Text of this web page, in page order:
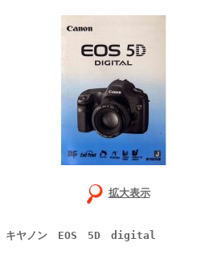
拡大表示
キヤノン EOS 5D digital